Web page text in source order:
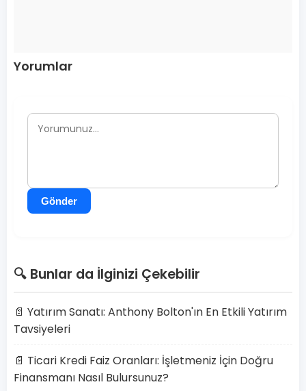
Yorumlar
Gönder
🔍 Bunlar da İlginizi Çekebilir
📄 Yatırım Sanatı: Anthony Bolton'ın En Etkili Yatırım
Tavsiyeleri
📄 Ticari Kredi Faiz Oranları: İşletmeniz İçin Doğru
Finansmanı Nasıl Bulursunuz?